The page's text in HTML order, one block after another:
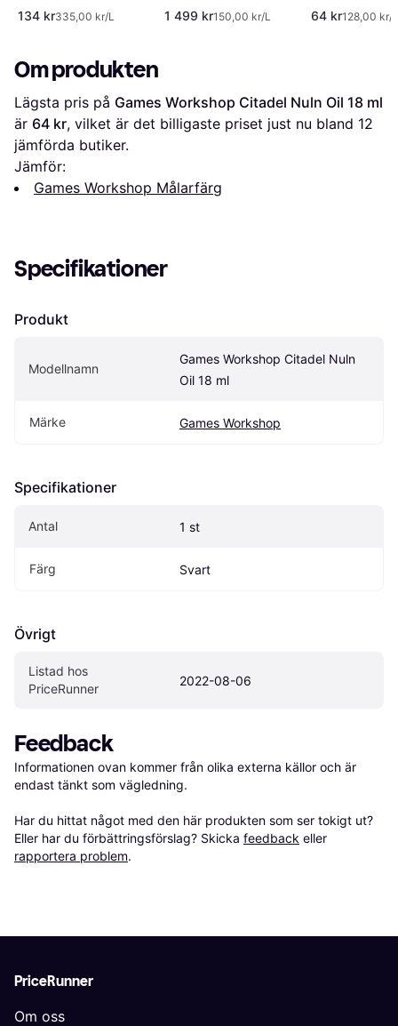
134 kr335,00 kr/L 1 499 kr150,00 kr/L 64 kr128,00 kr/L
Om produkten
Lägsta pris på Games Workshop Citadel Nuln Oil 18 ml
är 64 kr, vilket är det billigaste priset just nu bland 12
jämförda butiker.
Jämför:
Games Workshop Målarfärg
Specifikationer
Produkt
Modellnamn
Games Workshop Citadel Nuln
Oil 18 ml
Märke Games Workshop
Specifikationer
Antal 1 st
Färg Svart
Övrigt
Listad hos
PriceRunner
2022-08-06
Feedback
Informationen ovan kommer från olika externa källor och är
endast tänkt som vägledning.
Har du hittat något med den här produkten som ser tokigt ut?
Eller har du förbättringsförslag? Skicka feedback eller
rapportera problem.
PriceRunner
Om oss